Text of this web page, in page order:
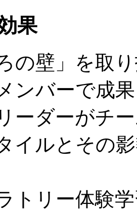
果
の壁」を取
ンバーで成
ーダーがチ
イルとその
トリー体験